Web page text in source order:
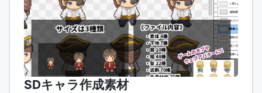
SDキャラ作成素材